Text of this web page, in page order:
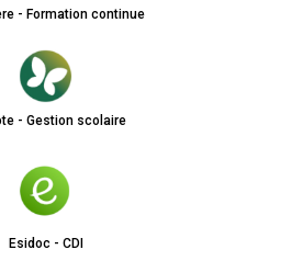
- Formation continue
- Gestion scolaire
Esidoc - CDI